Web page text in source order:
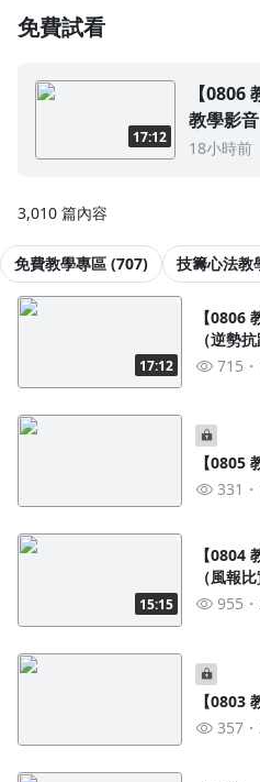
• 有心想把股票學好的投資人
• 想建構一套完整選股系統的朋友
＊此專案訂閱人數若超過500人
「技籌邏輯教學」與「每月類股
（在學習專區內直接收看即可）
免費試看
17:12
【0806
教學影
態、乖
18小時前
3,010 篇內容
免費教學專區 (707) 技籌心法教
17:12
【0806
（逆勢
法人低
715
【0805
雙策略
331
15:15
【0804
（風報
順勢交易
955
【0803
雙策略
357